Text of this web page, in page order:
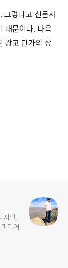
그렇다고 신문사
때문이다. 다음
광고 단가의 상
털,
디어